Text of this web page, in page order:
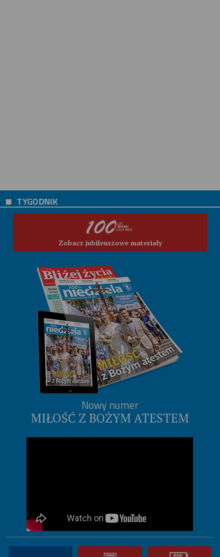
TYGODNIK
Zobacz jubileuszowe materiały
Nowy numer
MIŁOŚĆ Z BOŻYM ATESTEM